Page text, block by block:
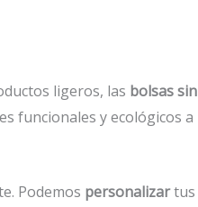
ligeros, las bolsas
funcionales y ecológicos a
Podemos personalizartus